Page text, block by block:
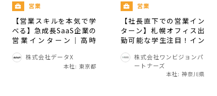
やる気のある方
採用条件
営業
【営業スキルを本気で学
べる】急成長SaaS企業の
営業インターン｜高時
う
株式会社データX
本社: 東京都
営業
【社長直下での営業イン
ターン】札幌オフィス出
勤可能な学生注目！イン
メントまで一気通貫で学
べる実践的営業インター
株式会社ワンビジョンパ
ートナーズ
本社: 神奈川県